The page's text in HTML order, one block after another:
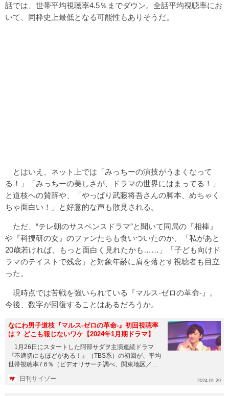
話では、世帯平均視聴率4.5％までダウン。全話平均視聴率にお
いて、同枠史上最低となる可能性もありそうだ。
とはいえ、ネット上では「みっちーの演技がうまくなって
る！」「みっちーの美しさが、ドラマの世界にはまってる！」
と道枝への賛辞や、「やっぱり武藤将吾さんの脚本、めちゃく
ちゃ面白い！」と好意的な声も散見される。
ただ、“テレ朝のサスペンスドラマ”と聞いて同局の『相棒』
や『科捜研の女』のファンたちも食いついたのか、「私があと
20歳若ければ、もっと面白く見れたかも……」「子ども向けド
ラマのテイストで残念」と対象年齢に肩を落とす視聴者も目立
った。
現時点では苦戦を強いられている『マルス-ゼロの革命-』。
今後、数字が回復することはあるだろうか。
なにわ男子道枝『マルス-ゼロの革命-』初回視聴率
は？ どこも報じないワケ【2024年1月期ドラマ】
1月26日にスタートした阿部サダヲ主演連続ドラマ
『不適切にもほどがある！』（TBS系）の初回が、平均
世帯視聴率7.6％（ビデオリサーチ調べ、関東地区／以
日刊サイゾー 2024.01.29